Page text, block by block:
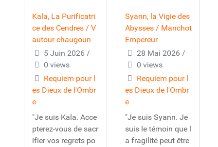
Kala, La Purificatri
ce des Cendres / V
autour chaugoun
5 Juin 2026 /
0 views
Requiem pour l
es Dieux de l'Ombr
e
"Je suis Kala. Acce
pterez-vous de sacr
ifier vos regrets po
Syann, la Vigie des
Abysses / Manchot
Empereur
28 Mai 2026 /
0 views
Requiem pour l
es Dieux de l'Ombr
e
"Je suis Syann. Je
suis le témoin que l
a fragilité peut être